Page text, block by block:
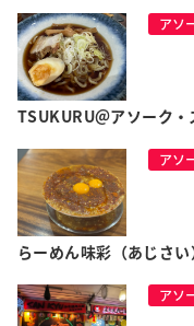
アソ
TSUKURU＠アソーク・
アソ
らーめん味彩（あじさ
アソ